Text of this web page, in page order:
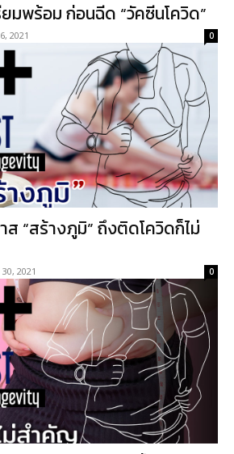
ยมพร้อม ก่อนฉีด “วัคซีนโควิด”
2021 0
ส “สร้างภูมิ” ถึงติดโควิดก็ไม่
2021 0